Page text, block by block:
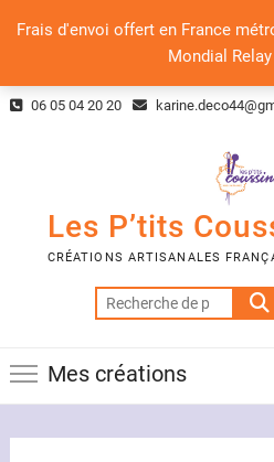
Frais d'envoi offert en France
Mondial Relay
Skip 06 05 04 20 20
Les P’tits
CRÉATIONS ARTISANALES
pour :
Mes créations